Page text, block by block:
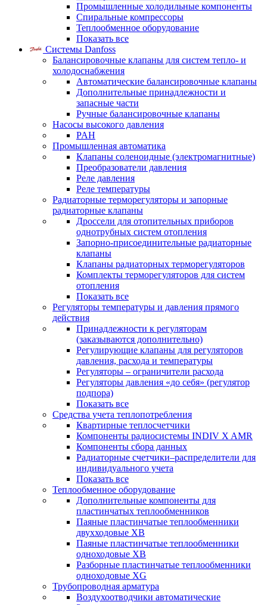
Промышленные холодильные компоненты
Спиральные компрессоры
Теплообменное оборудование
Показать все
Системы Danfoss
Балансировочные клапаны для систем тепло- и
холодоснабжения
Автоматические балансировочные клапаны
Дополнительные принадлежности и
запасные части
Ручные балансировочные клапаны
Насосы высокого давления
PAH
Промышленная автоматика
Клапаны соленоидные (электромагнитные)
Преобразователи давления
Реле давления
Реле температуры
Радиаторные терморегуляторы и запорные
радиаторные клапаны
Дроссели для отопительных приборов
однотрубных систем отопления
Запорно-присоединительные радиаторные
клапаны
Клапаны радиаторных терморегуляторов
Комплекты терморегуляторов для систем
отопления
Показать все
Регуляторы температуры и давления прямого
действия
Принадлежности к регуляторам
(заказываются дополнительно)
Регулирующие клапаны для регуляторов
давления, расхода и температуры
Регуляторы – ограничители расхода
Регуляторы давления «до себя» (регулятор
подпора)
Показать все
Средства учета теплопотребления
Квартирные теплосчетчики
Компоненты радиосистемы INDIV X AMR
Компоненты сбора данных
Радиаторные счетчики–распределители для
индивидуального учета
Показать все
Теплообменное оборудование
Дополнительные компоненты для
пластинчатых теплообменников
Паяные пластинчатые теплообменники
двухходовые XB
Паяные пластинчатые теплообменники
одноходовые ХВ
Разборные пластинчатые теплообменники
одноходовые ХG
Трубопроводная арматура
Воздухоотводчики автоматические